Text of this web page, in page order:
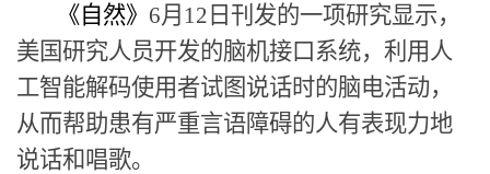
《自然》 6月 12 日刊发的一项研究显示，
美国研究人员开发的脑机接口系统，利用人
工智能解码使用者试图说话时的脑电活动，
从而帮助患有严重言语障碍的人有表现力地
说话和唱歌。